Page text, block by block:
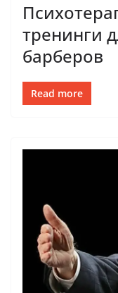
тренинги
барберов
Read more